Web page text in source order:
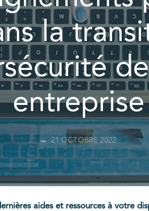
la
entreprise
21 OCTOBRE 2022
aides et ressources à votre